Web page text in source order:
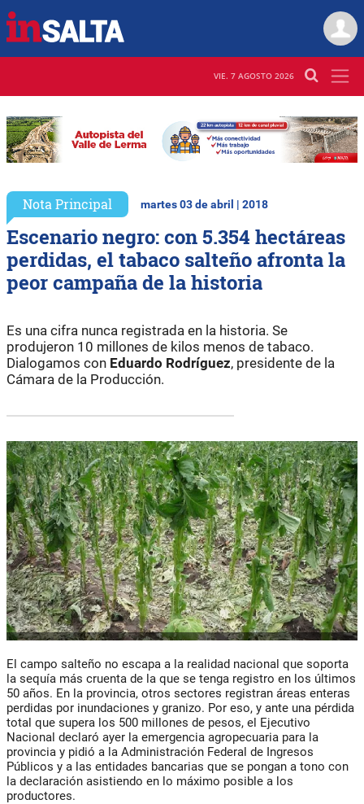
VIE. 7 AGOSTO 2026
Nota Principal martes 03 de abril | 2018
Escenario negro: con 5.354 hectáreas
perdidas, el tabaco salteño afronta la
peor campaña de la historia
Es una cifra nunca registrada en la historia. Se
produjeron 10 millones de kilos menos de tabaco.
Dialogamos con Eduardo Rodríguez, presidente de la
Cámara de la Producción.
El campo salteño no escapa a la realidad nacional que soporta
la sequía más cruenta de la que se tenga registro en los últimos
50 años. En la provincia, otros sectores registran áreas enteras
perdidas por inundaciones y granizo. Por eso, y ante una pérdida
total que supera los 500 millones de pesos, el Ejecutivo
Nacional declaró ayer la emergencia agropecuaria para la
provincia y pidió a la Administración Federal de Ingresos
Públicos y a las entidades bancarias que se pongan a tono con
la declaración asistiendo en lo máximo posible a los
productores.